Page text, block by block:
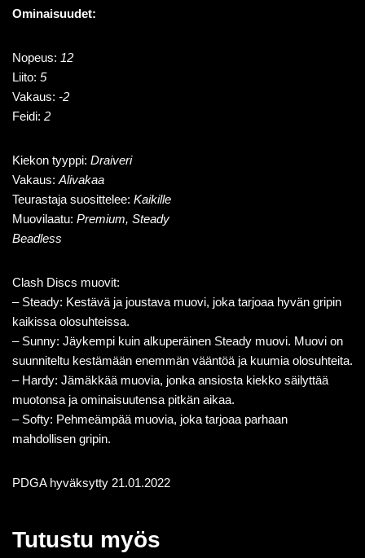
Ominaisuudet:
Nopeus: 12
Liito: 5
Vakaus: -2
Feidi: 2
Kiekon tyyppi: Draiveri
Vakaus: Alivakaa
Teurastaja suosittelee: Kaikille
Muovilaatu: Premium, Steady
Beadless
Clash Discs muovit:
– Steady: Kestävä ja joustava muovi, joka tarjoaa hyvän gripin
kaikissa olosuhteissa.
– Sunny: Jäykempi kuin alkuperäinen Steady muovi. Muovi on
suunniteltu kestämään enemmän vääntöä ja kuumia olosuhteita.
– Hardy: Jämäkkää muovia, jonka ansiosta kiekko säilyttää
muotonsa ja ominaisuutensa pitkän aikaa.
– Softy: Pehmeämpää muovia, joka tarjoaa parhaan
mahdollisen gripin.
PDGA hyväksytty 21.01.2022
Tutustu myös